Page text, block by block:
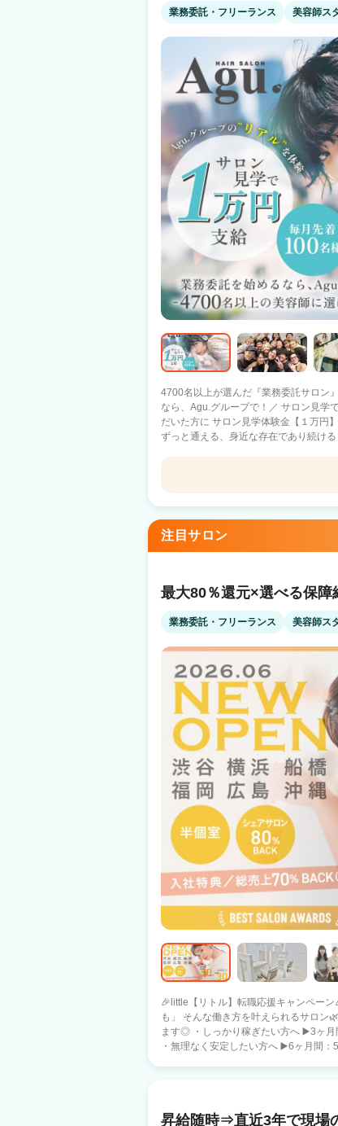
集めました♪ 『応募のきっかけ』 ・前職の先輩の紹介（26歳女性） ・自由シフト（31
歳女性） ・全国60店舗の安定経営（30歳男性） 『見学・面接のとき
給与や人間関係など、個人の悩みを解
女性） ・見学で一緒に働く人やサロン
数店舗の見学なども実施しております
業務委託・フリーランス 美容師ス
4700名以上が選んだ『業務委託サロン』 それがAgu.
なら、Agu.グループで！／ サロン見学
だいた方に サロン見学体験金【１万
ずっと通える、身近な存在であり続け
ルのプロ選手×Agu. スタイリストとして働きな
客は会社の本部が一括対応しているた
集客満足度94.4%！ Q.業務委託制度がよく分かっていないです… A.確定申告サポート
す Q.病気やトラブルなど何かあった時の収入面って…? A.スタイリストケア制度をご
用意 （出産・育児・病気での休業にと
件あり ☝だから安心！ 当社は2021年11月19日よりグロース市場へ上場 安心・安全の
上場企業サロン ※現時点で美容室経営企業での
『リアル』をぜひ知ってください！ あ
す。
Agu hair moika 新札幌駅前
新札幌駅 徒歩3分
注目サロン
最大80％還元×選べる保障
業務委託・フリーランス 美容師ス
🎉little【リトル】転職応援キャンペー
も」 そんな働き方を叶えられるサロン🌿 🛡️入社特典🛡️ あなたのペースに合わせて選べ
ます◎ ・しっかり稼ぎたい方へ ▶️3ヶ月間：70％バック保障 （月収目安：約74万円）
・無理なく安定したい方へ ▶️6ヶ月間：
多数在籍！！ 🌷littleの特徴🌷 ・インボイス費用は2%会社が負担 ・売上に応じてしっ
昇給随時⇒直近3年で現場